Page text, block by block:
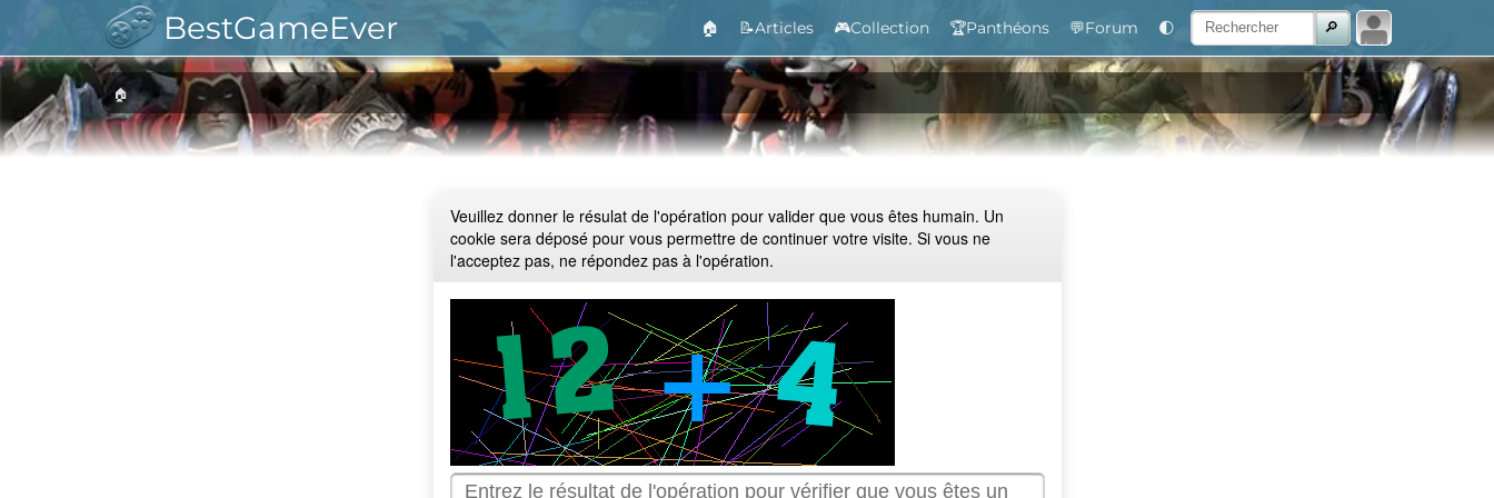
BestGameEver 🏠 📝Articles 🎮Collection 🏆Panthéons 💬Forum 🌓
🏠
Veuillez donner le résulat de l'opération pour valider que vous êtes humain. Un
cookie sera déposé pour vous permettre de continuer votre visite. Si vous ne
l'acceptez pas, ne répondez pas à l'opération.